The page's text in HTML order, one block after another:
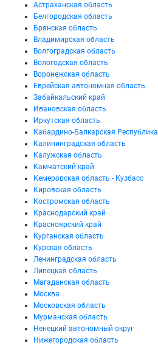
Астраханская область
Белгородская область
Брянская область
Владимирская область
Волгоградская область
Вологодская область
Воронежская область
Еврейская автономная область
Забайкальский край
Ивановская область
Иркутская область
Кабардино-Балкарская Республика
Калининградская область
Калужская область
Камчатский край
Кемеровская область - Кузбасс
Кировская область
Костромская область
Краснодарский край
Красноярский край
Курганская область
Курская область
Ленинградская область
Липецкая область
Магаданская область
Москва
Московская область
Мурманская область
Ненецкий автономный округ
Нижегородская область